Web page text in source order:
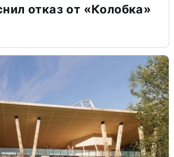
отказ от «Колобка»